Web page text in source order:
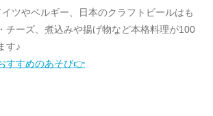
ツやベルギー、日本のクラフトビールはも
チーズ、煮込みや揚げ物など本格料理が100
す♪
すすめのあそび👉